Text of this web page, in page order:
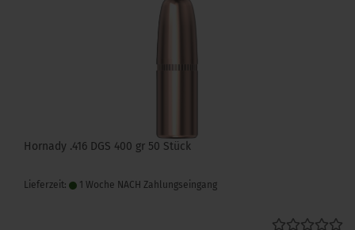
Hornady .416 DGS 400 gr 50 Stück
Lieferzeit: 1 Woche NACH Zahlungseingang